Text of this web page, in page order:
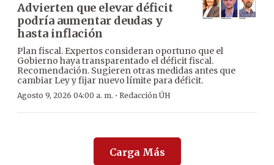
Advierten que elevar déficit
podría aumentar deudas y
hasta inflación
Plan fiscal. Expertos consideran oportuno que el
Gobierno haya transparentado el déficit fiscal.
Recomendación. Sugieren otras medidas antes que
cambiar Ley y fijar nuevo límite para déficit.
Agosto 9, 2026 04:00 a. m. · Redacción ÚH
Carga Más